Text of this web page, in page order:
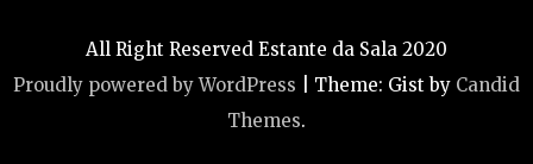
All Right Reserved Estante da Sala 2020
Proudly powered by WordPress
Theme: Gist by Candid
Themes.